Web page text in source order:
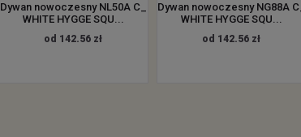
Dywan nowoczesny NL50A C_
WHITE HYGGE SQU...
od 142.56 zł
Dywan nowoczesny NG88A C_
WHITE HYGGE SQU...
od 142.56 zł